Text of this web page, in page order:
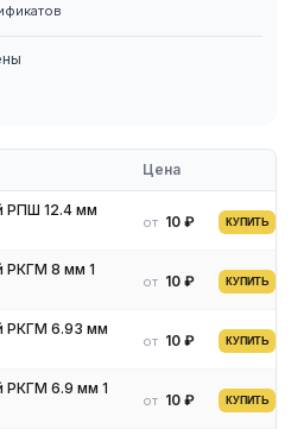
энергии к потребителям
электродвигателей,
и лабораторного
Цена
РПШ 12.4 мм
от 10 ₽ КУПИТЬ
РКГМ 8 мм 1
от 10 ₽ КУПИТЬ
РКГМ 6.93 мм
от 10 ₽ КУПИТЬ
РКГМ 6.9 мм 1
от 10 ₽ КУПИТЬ